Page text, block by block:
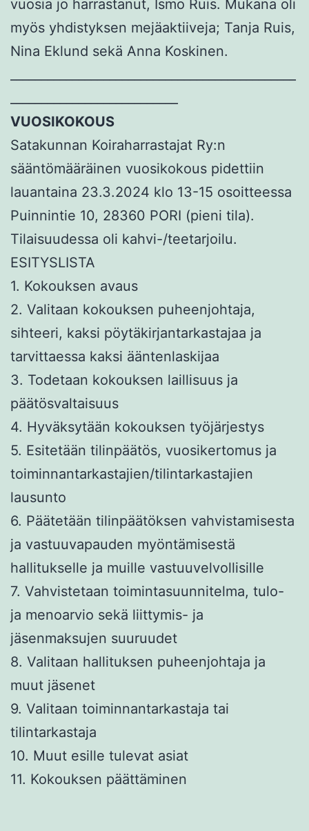
vuosia jo harrastanut, Ismo Ruis. Mukana oli
myös yhdistyksen mejäaktiiveja; Tanja Ruis,
Nina Eklund sekä Anna Koskinen.
VUOSIKOKOUS
Satakunnan Koiraharrastajat Ry:n
sääntömääräinen vuosikokous pidettiin
lauantaina 23.3.2024 klo 13-15 osoitteessa
Puinnintie 10, 28360 PORI (pieni tila).
Tilaisuudessa oli kahvi-/teetarjoilu.
ESITYSLISTA
1. Kokouksen avaus
2. Valitaan kokouksen puheenjohtaja,
sihteeri, kaksi pöytäkirjantarkastajaa ja
tarvittaessa kaksi ääntenlaskijaa
3. Todetaan kokouksen laillisuus ja
päätösvaltaisuus
4. Hyväksytään kokouksen työjärjestys
5. Esitetään tilinpäätös, vuosikertomus ja
toiminnantarkastajien/tilintarkastajien
lausunto
6. Päätetään tilinpäätöksen vahvistamisesta
ja vastuuvapauden myöntämisestä
hallitukselle ja muille vastuuvelvollisille
7. Vahvistetaan toimintasuunnitelma, tulo-
ja menoarvio sekä liittymis- ja
jäsenmaksujen suuruudet
8. Valitaan hallituksen puheenjohtaja ja
muut jäsenet
9. Valitaan toiminnantarkastaja tai
tilintarkastaja
10. Muut esille tulevat asiat
11. Kokouksen päättäminen